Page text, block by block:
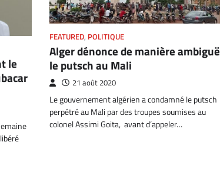
le
FEATURED, POLITIQUE
Alger dénonce de manière ambiguë
le putsch au Mali
21 août 2020
Le gouvernement algérien a condamné le putsch
perpétré au Mali par des troupes soumises au
colonel Assimi Goita, avant d’appeler…